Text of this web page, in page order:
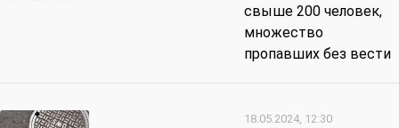
свыше 200 человек,
множество
пропавших без вести
18.05.2024, 12:30